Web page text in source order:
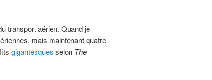
transport aérien. Quand je
mais maintenant quatre
gigantesques selon The